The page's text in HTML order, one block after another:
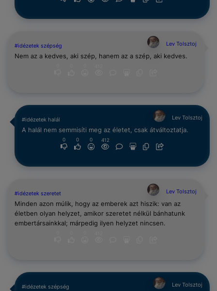
#idézetek szépség Lev Tolsztoj
Nem az a kedves, aki szép, hanem az a szép, aki kedves.
#idézetek halál Lev Tolsztoj
A halál nem semmisíti meg az életet, csak átváltoztatja.
0 0 0 412
#idézetek szeretet Lev Tolsztoj
Minden azon múlik, hogy az emberek azt hiszik: van az
életben olyan helyzet, amikor szeretet nélkül bánhatunk
embertársainkkal; márpedig ilyen helyzet nincsen.
#idézetek szépség Lev Tolsztoj